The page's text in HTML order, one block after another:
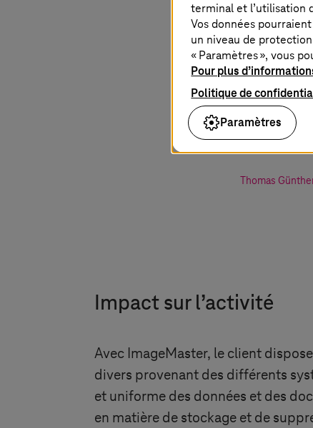
Avec
de 25
qui
Thomas
Impact sur l’activité
Avec ImageMaster, le client
divers provenant des différents
et uniforme des données et des
en matière de stockage et de
terminal et l’utilisation
Vos données
un niveau de
« Paramètres », vous
Pour plus
Politique de
Paramètres